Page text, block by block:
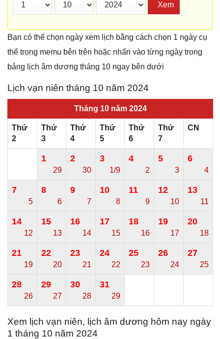
Xem
Bạn có thể chọn ngày xem lịch bằng cách chọn 1 ngày cụ
thể trong memu bên trên hoặc nhấn vào từng ngày trong
bảng lịch âm dương tháng 10 ngay bên dưới
Lịch vạn niên tháng 10 năm 2024
Tháng 10 năm 2024
Thứ
2
Thứ
3
Thứ
4
Thứ
5
Thứ
6
Thứ
7
CN
1
29
2
30
3
1/9
4
2
5
3
6
4
7
5
8
6
9
7
10
8
11
9
12
10
13
11
14
12
15
13
16
14
17
15
18
16
19
17
20
18
21
19
22
20
23
21
24
22
25
23
26
24
27
25
28
26
29
27
30
28
31
29
Xem lịch vạn niên, lịch âm dương hôm nay ngày
1 tháng 10 năm 2024